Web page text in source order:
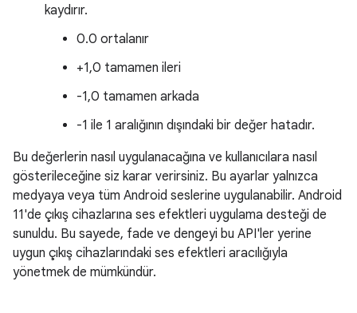
kaydırır.
0.0 ortalanır
+1,0 tamamen ileri
-1,0 tamamen arkada
-1 ile 1 aralığının dışındaki bir değer hatadır.
Bu değerlerin nasıl uygulanacağına ve kullanıcılara nasıl
gösterileceğine siz karar verirsiniz. Bu ayarlar yalnızca
medyaya veya tüm Android seslerine uygulanabilir. Android
11'de çıkış cihazlarına ses efektleri uygulama desteği de
sunuldu. Bu sayede, fade ve dengeyi bu API'ler yerine
uygun çıkış cihazlarındaki ses efektleri aracılığıyla
yönetmek de mümkündür.